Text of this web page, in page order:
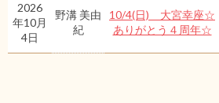
2026
年10月
4日
野溝 美由
紀
10/4(日) 大宮幸座☆
ありがとう４周年☆